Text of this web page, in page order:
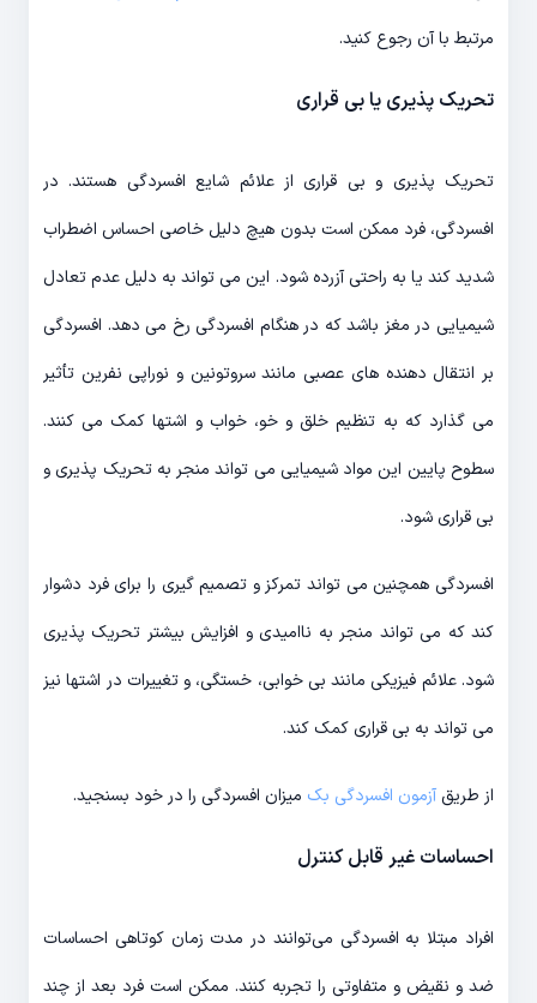
مرتبط با آن رجوع کنید.
تحریک پذیری یا بی قراری
تحریک پذیری و بی قراری از علائم شایع افسردگی هستند. در
افسردگی، فرد ممکن است بدون هیچ دلیل خاصی احساس اضطراب
شدید کند یا به راحتی آزرده شود. این می تواند به دلیل عدم تعادل
شیمیایی در مغز باشد که در هنگام افسردگی رخ می دهد. افسردگی
بر انتقال دهنده های عصبی مانند سروتونین و نوراپی نفرین تأثیر
می گذارد که به تنظیم خلق و خو، خواب و اشتها کمک می کنند.
سطوح پایین این مواد شیمیایی می تواند منجر به تحریک پذیری و
بی قراری شود.
افسردگی همچنین می تواند تمرکز و تصمیم گیری را برای فرد دشوار
کند که می تواند منجر به ناامیدی و افزایش بیشتر تحریک پذیری
شود. علائم فیزیکی مانند بی خوابی، خستگی، و تغییرات در اشتها نیز
می تواند به بی قراری کمک کند.
از طریق آزمون افسردگی بک میزان افسردگی را در خود بسنجید.
احساسات غیر قابل کنترل
افراد مبتلا به افسردگی می‌‎توانند در مدت زمان کوتاهی احساسات
ضد و نقیض و متفاوتی را تجربه کنند. ممکن است فرد بعد از چند